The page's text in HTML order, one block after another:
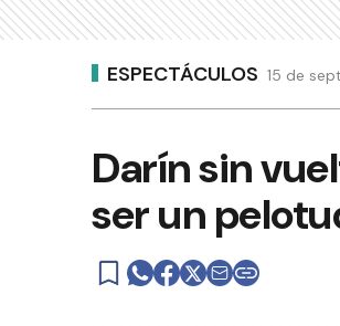
ESPECTÁCULOS 15 de
Darín sin
ser un